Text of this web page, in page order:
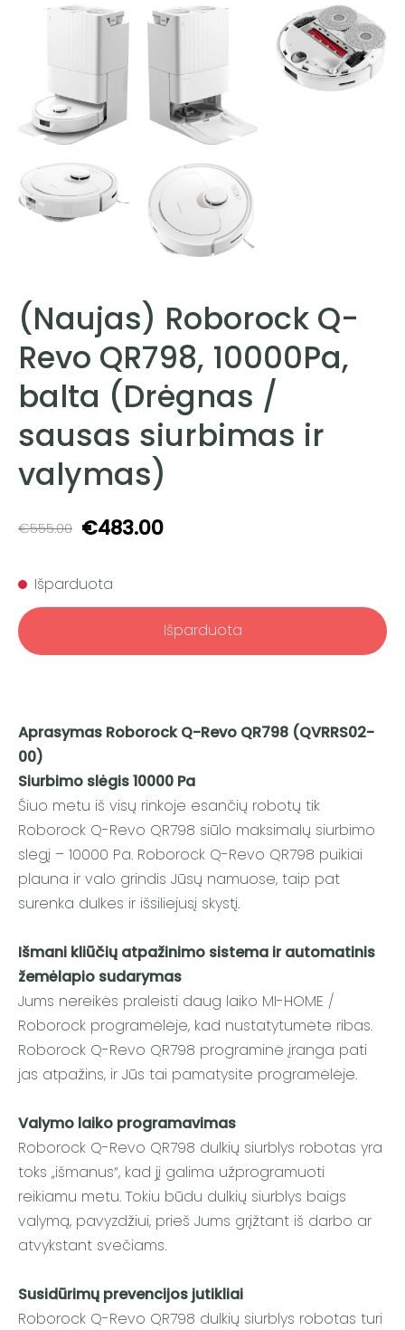
(Naujas) Roborock Q-
Revo QR798, 10000Pa,
balta (Drėgnas /
sausas siurbimas ir
valymas)
€555.00 €483.00
Išparduota
Išparduota
Aprasymas Roborock Q-Revo QR798 (QVRRS02-
00)
Siurbimo slėgis 10000 Pa
Šiuo metu iš visų rinkoje esančių robotų tik
Roborock Q-Revo QR798 siūlo maksimalų siurbimo
slėgį – 10000 Pa. Roborock Q-Revo QR798 puikiai
plauna ir valo grindis Jūsų namuose, taip pat
surenka dulkes ir išsiliejusį skystį.
Išmani kliūčių atpažinimo sistema ir automatinis
žemėlapio sudarymas
Jums nereikės praleisti daug laiko MI-HOME /
Roborock programėlėje, kad nustatytumėte ribas.
Roborock Q-Revo QR798 programinė įranga pati
jas atpažins, ir Jūs tai pamatysite programėlėje.
Valymo laiko programavimas
Roborock Q-Revo QR798 dulkių siurblys robotas yra
toks „išmanus“, kad jį galima užprogramuoti
reikiamu metu. Tokiu būdu dulkių siurblys baigs
valymą, pavyzdžiui, prieš Jums grįžtant iš darbo ar
atvykstant svečiams.
Susidūrimų prevencijos jutikliai
Roborock Q-Revo QR798 dulkių siurblys robotas turi